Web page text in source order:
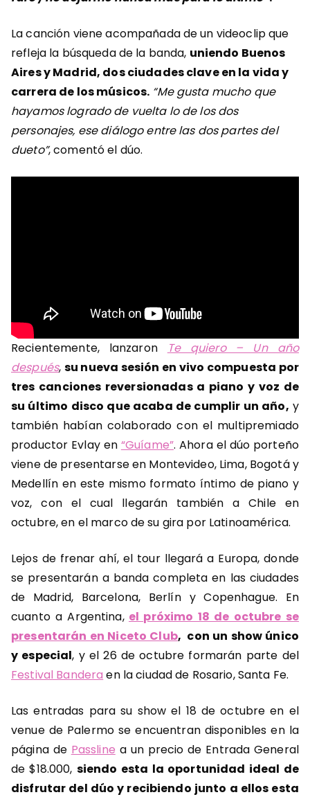
La canción viene acompañada de un videoclip que
refleja la búsqueda de la banda, uniendo Buenos
Aires y Madrid, dos ciudades clave en la vida y
carrera de los músicos. “Me gusta mucho que
hayamos logrado de vuelta lo de los dos
personajes, ese diálogo entre las dos partes del
dueto”, comentó el dúo.
Recientemente, lanzaron
Te quiero – Un año
después, su nueva sesión en vivo compuesta por
tres canciones reversionadas a piano y voz de
su último disco que acaba de cumplir un año, y
también habían colaborado con el multipremiado
productor Evlay en “Guíame”. Ahora el dúo porteño
viene de presentarse en Montevideo, Lima, Bogotá y
Medellín en este mismo formato íntimo de piano y
voz, con el cual llegarán también a Chile en
octubre, en el marco de su gira por Latinoamérica.
Lejos de frenar ahí, el tour llegará a Europa, donde
se presentarán a banda completa en las ciudades
de Madrid, Barcelona, Berlín y Copenhague. En
cuanto a Argentina, el próximo 18 de octubre se
presentarán en Niceto Club, con un show único
y especial, y el 26 de octubre formarán parte del
Festival Bandera en la ciudad de Rosario, Santa Fe.
Las entradas para su show el 18 de octubre en el
venue de Palermo se encuentran disponibles en la
página de Passline a un precio de Entrada General
de $18.000, siendo esta la oportunidad ideal de
disfrutar del dúo y recibiendo junto a ellos esta